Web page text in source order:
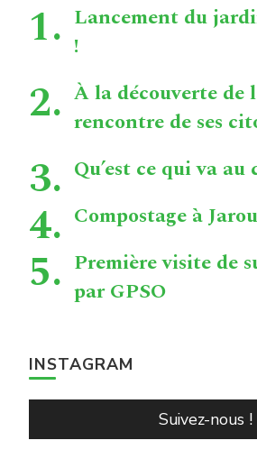
Lancement du
!
À la découverte de
rencontre de ses
Qu’est ce qui va au
Compostage à
Première visite de
par GPSO
INSTAGRAM
Suivez-nous !